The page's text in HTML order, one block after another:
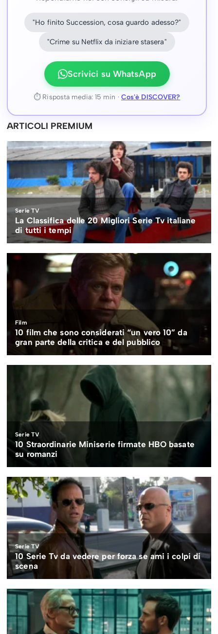
"Ho finito Succession, cosa guardo adesso?"
"Crime su Netflix da iniziare stasera"
Scrivici su WhatsApp
⏱ Risposta media: 15 min · Cos'è DISCOVER?
ARTICOLI PREMIUM